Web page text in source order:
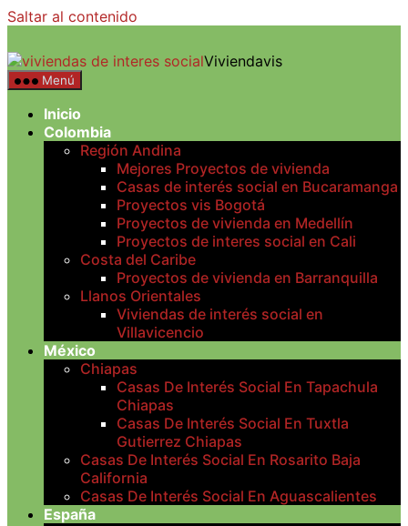
Saltar al contenido
Viviendavis
Menú
Inicio
Colombia
Región Andina
Mejores Proyectos de vivienda
Casas de interés social en Bucaramanga
Proyectos vis Bogotá
Proyectos de vivienda en Medellín
Proyectos de interes social en Cali
Costa del Caribe
Proyectos de vivienda en Barranquilla
Llanos Orientales
Viviendas de interés social en
Villavicencio
México
Chiapas
Casas De Interés Social En Tapachula
Chiapas
Casas De Interés Social En Tuxtla
Gutierrez Chiapas
Casas De Interés Social En Rosarito Baja
California
Casas De Interés Social En Aguascalientes
España